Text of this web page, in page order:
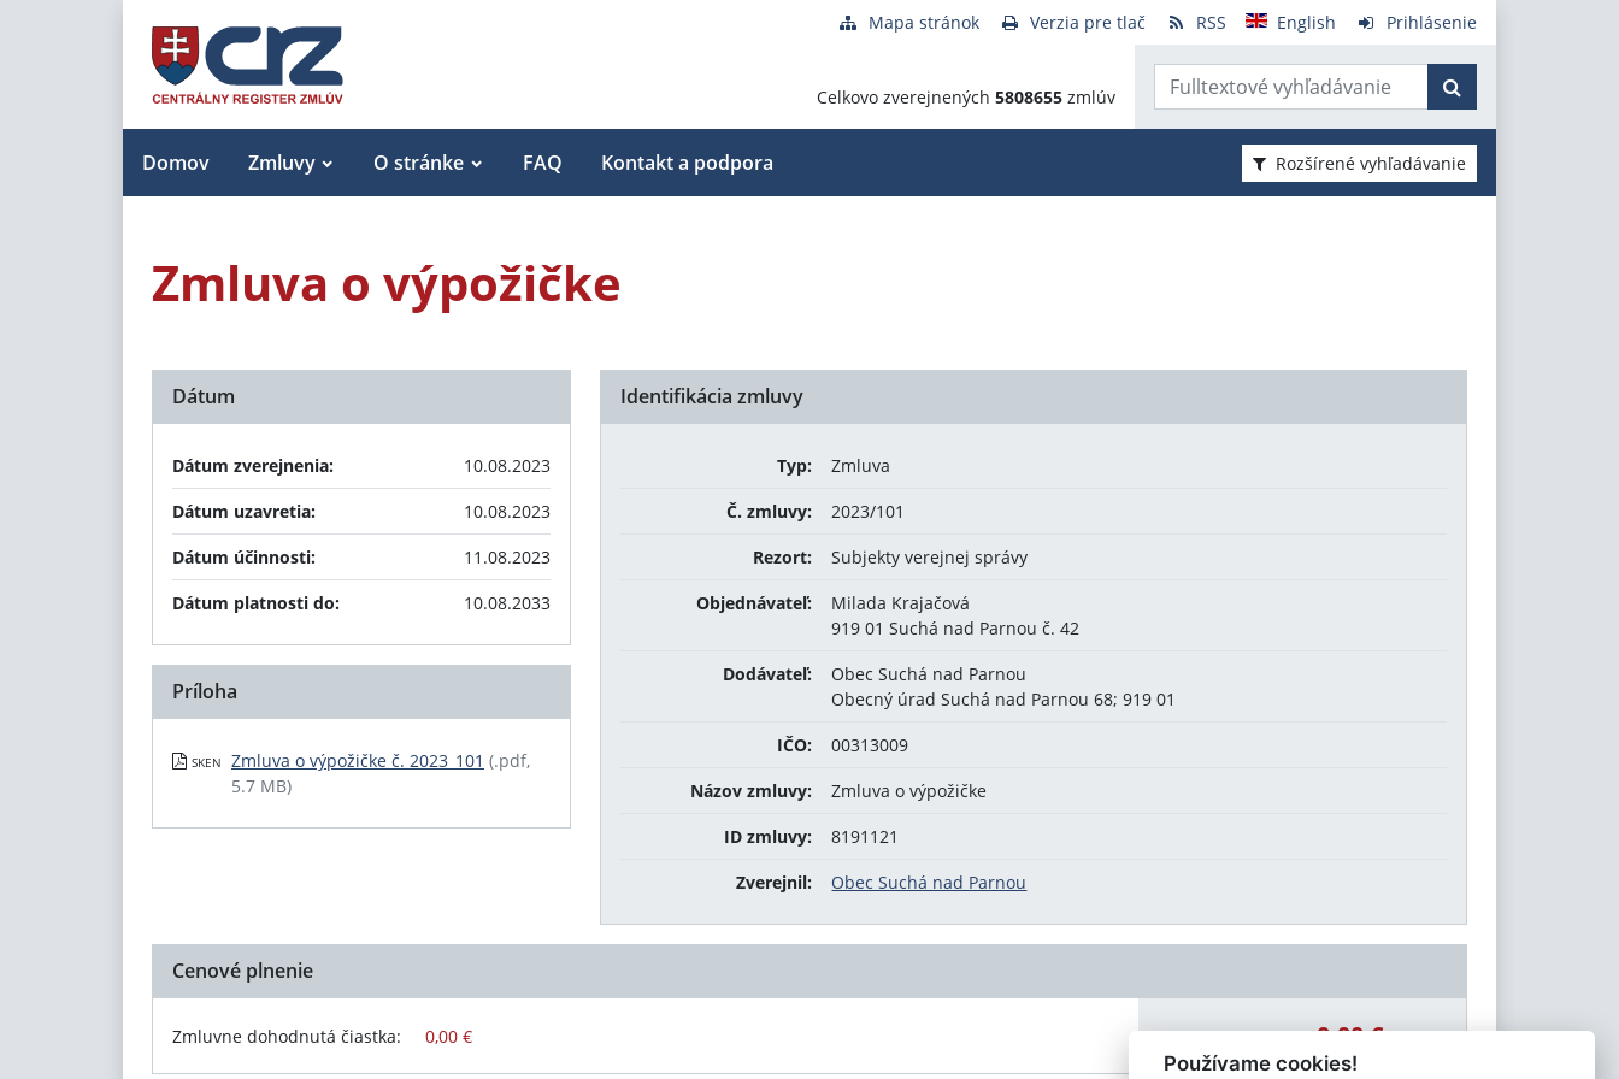
Mapa stránok Verzia pre tlač RSS English Prihlásenie
Celkovo zverejnených 5808655 zmlúv
Domov Zmluvy O stránke FAQ Kontakt a podpora Rozšírené vyhľadávanie
Zmluva o výpožičke
Identifikácia zmluvy
Typ:
Zmluva
Č. zmluvy:
2023/101
Rezort:
Subjekty verejnej správy
Objednávateľ:
Milada Krajačová
919 01 Suchá nad Parnou č. 42
Dodávateľ:
Obec Suchá nad Parnou
Obecný úrad Suchá nad Parnou 68; 919 01
IČO:
00313009
Názov zmluvy:
Zmluva o výpožičke
ID zmluvy:
8191121
Zverejnil:
Obec Suchá nad Parnou
Dátum
Dátum zverejnenia:
10.08.2023
Dátum uzavretia:
10.08.2023
Dátum účinnosti:
11.08.2023
Dátum platnosti do:
10.08.2033
Príloha
SKEN Zmluva o výpožičke č. 2023_101 (.pdf,
5.7 MB)
Cenové plnenie
Zmluvne dohodnutá čiastka: 0,00 € Celková čiastka: 0,00 €
Používame cookies!